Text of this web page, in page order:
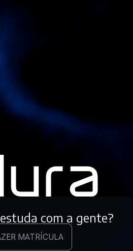
com a gente?
MATRÍCULA